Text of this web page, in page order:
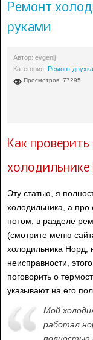
Ремонт
руками
Автор: evgenij
Категория: Ремонт
Просмотров: 77295
Как
холодильнике
Эту статью, я
холодильника, а
потом, в разделе
(смотрите меню
холодильника Норд,
неисправности,
поговорить о
указывают на его
Мой
работал